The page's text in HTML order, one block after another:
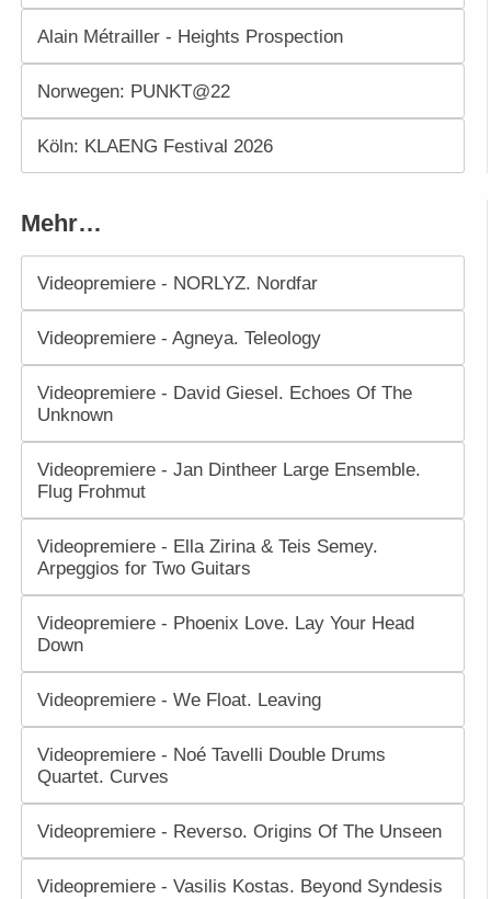
Alain Métrailler - Heights Prospection
Norwegen: PUNKT@22
Köln: KLAENG Festival 2026
Mehr…
Videopremiere - NORLYZ. Nordfar
Videopremiere - Agneya. Teleology
Videopremiere - David Giesel. Echoes Of The
Unknown
Videopremiere - Jan Dintheer Large Ensemble.
Flug Frohmut
Videopremiere - Ella Zirina & Teis Semey.
Arpeggios for Two Guitars
Videopremiere - Phoenix Love. Lay Your Head
Down
Videopremiere - We Float. Leaving
Videopremiere - Noé Tavelli Double Drums
Quartet. Curves
Videopremiere - Reverso. Origins Of The Unseen
Videopremiere - Vasilis Kostas. Beyond Syndesis